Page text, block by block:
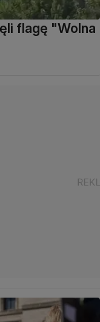
flagę "Wolna